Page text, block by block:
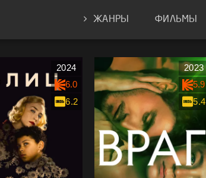
ЖАНРЫ ФИЛЬМЫ
2024
6.0
6.2
2023
5.9
5.4